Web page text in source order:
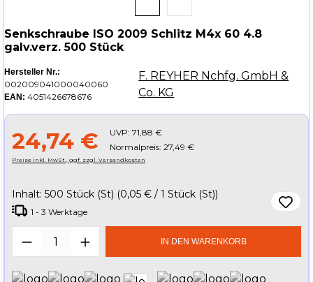
Senkschraube ISO 2009 Schlitz M4x 60 4.8
galv.verz. 500 Stück
Hersteller Nr.:
002009041000040060
EAN: 4051426678676
F. REYHER Nchfg. GmbH &
Co. KG
24,74 € UVP: 71,88 €
Normalpreis: 27,49 €
Preise inkl. MwSt., ggf. zzgl. Versandkosten
Inhalt: 500 Stück (St) (0,05 € / 1 Stück (St))
1 - 3 Werktage
Produkt Anzahl: Gib denIN DEN WARENKORB